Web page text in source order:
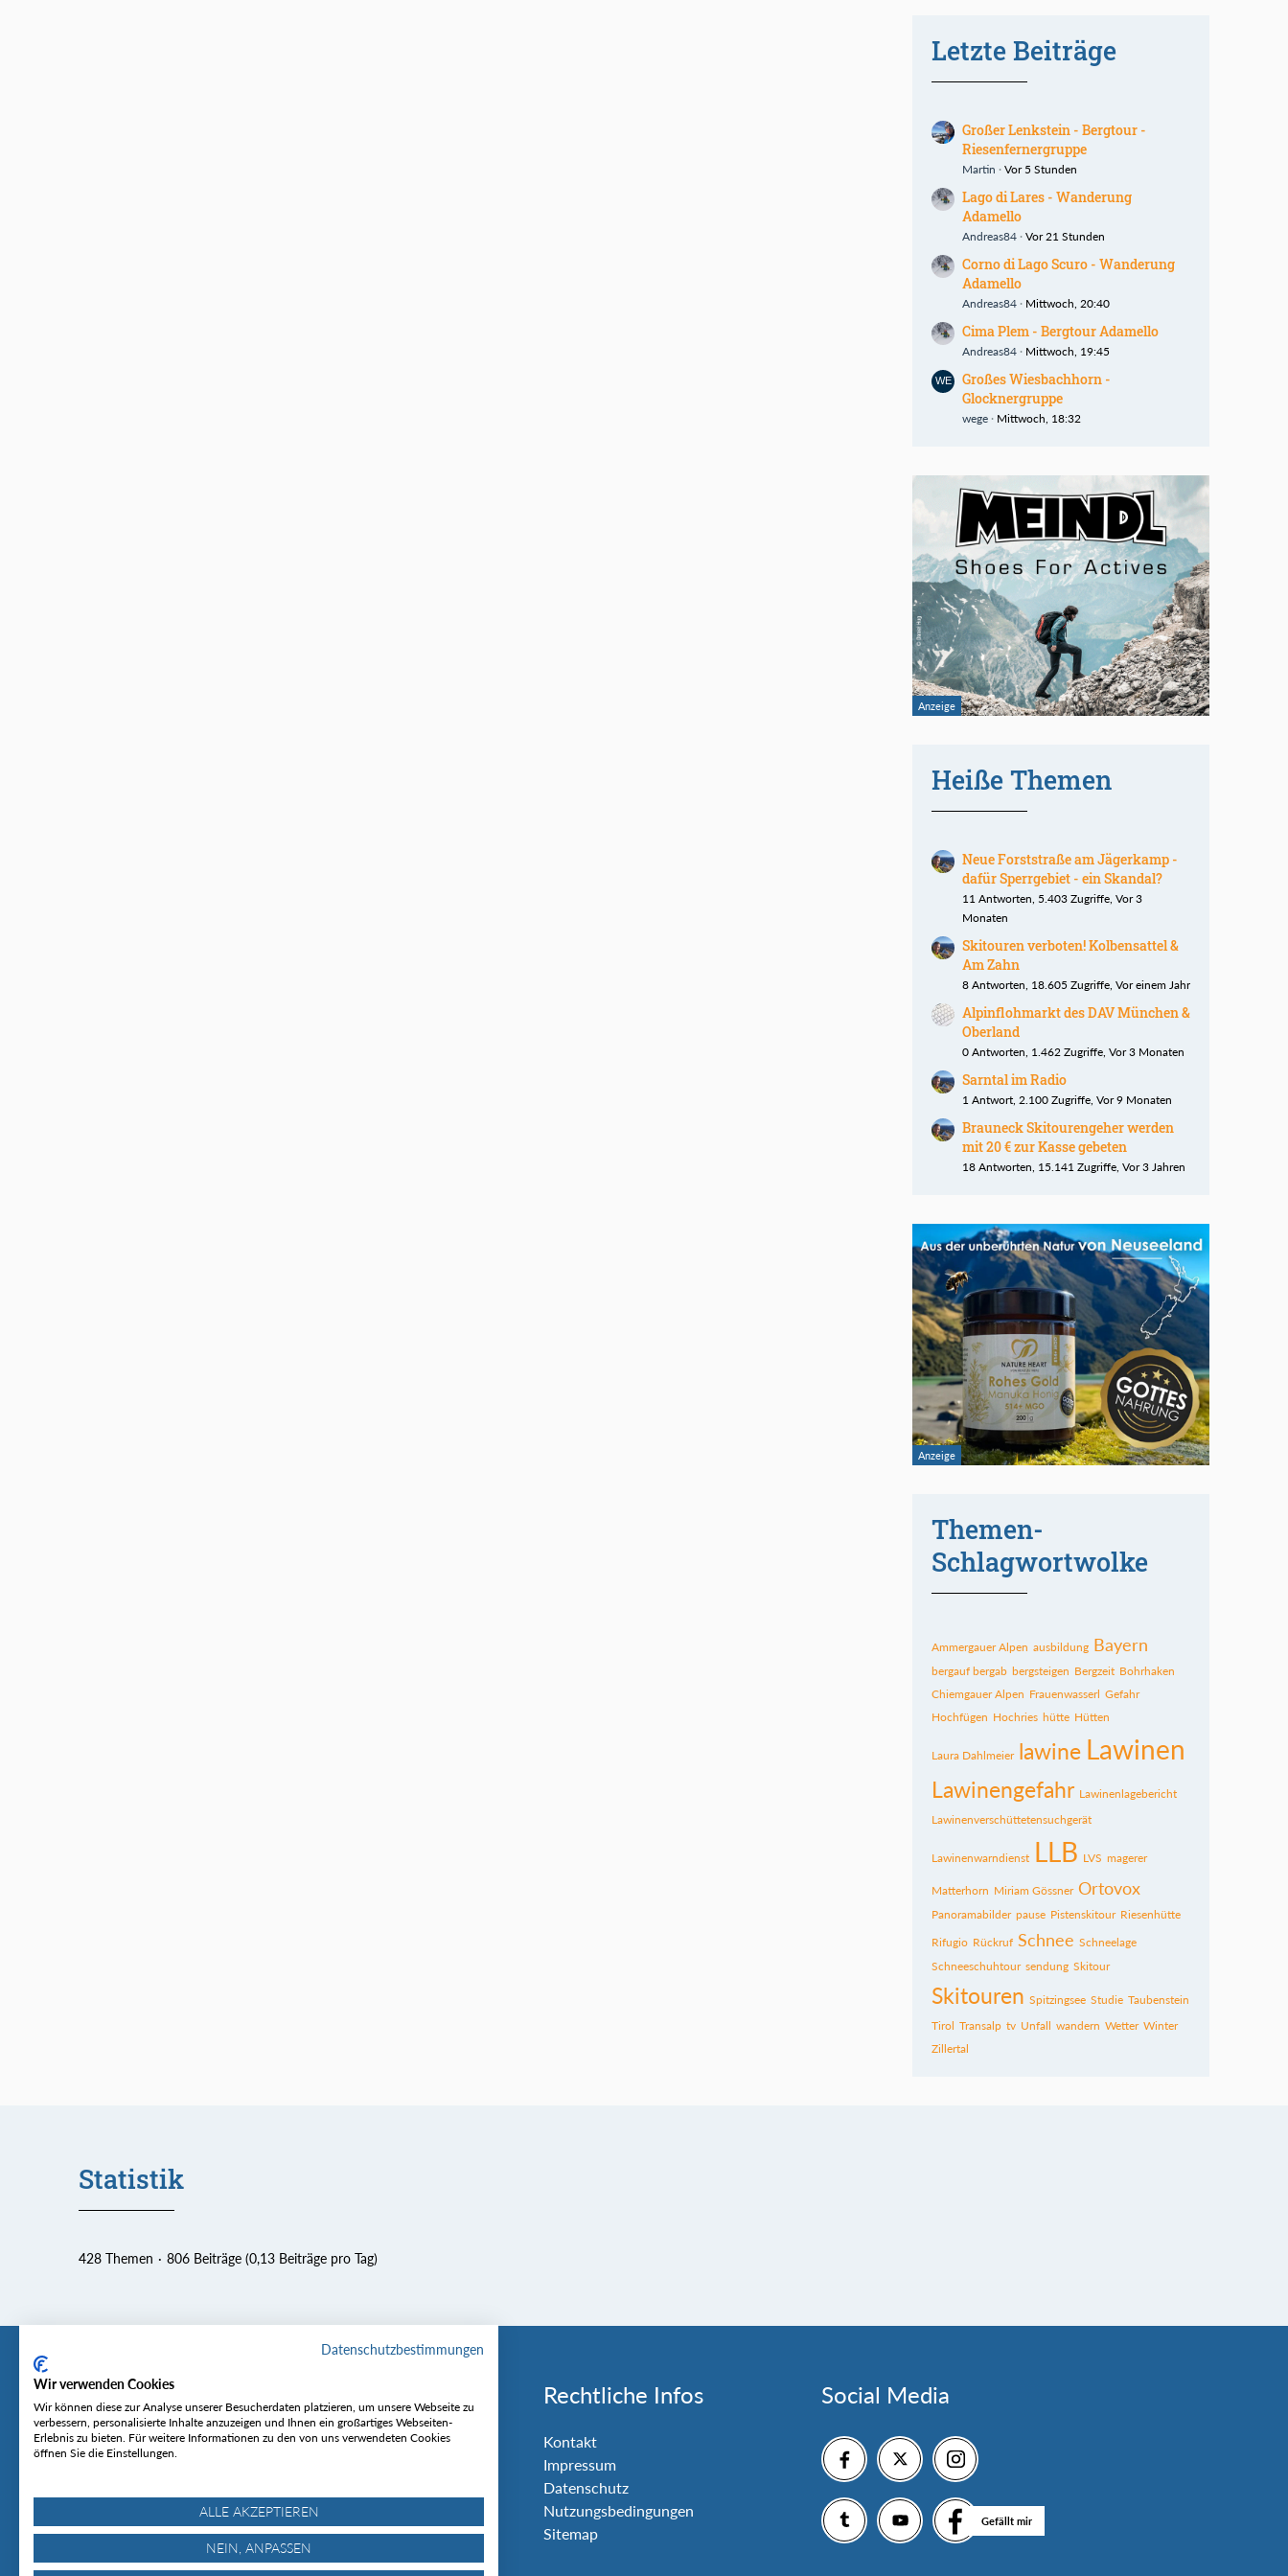
Letzte Beiträge
Großer Lenkstein - Bergtour -
Riesenfernergruppe
Martin Vor 5 Stunden
Lago di Lares - Wanderung
Adamello
Andreas84 Vor 21 Stunden
Corno di Lago Scuro - Wanderung
Adamello
Andreas84 Mittwoch, 20:40
Cima Plem - Bergtour Adamello
Andreas84 Mittwoch, 19:45
Großes Wiesbachhorn -
Glocknergruppe
wege Mittwoch, 18:32
Heiße Themen
Neue Forststraße am Jägerkamp -
dafür Sperrgebiet - ein Skandal?
11 Antworten, 5.403 Zugriffe, Vor 3
Monaten
Skitouren verboten! Kolbensattel &
Am Zahn
8 Antworten, 18.605 Zugriffe, Vor einem Jahr
Alpinflohmarkt des DAV München &
Oberland
0 Antworten, 1.462 Zugriffe, Vor 3 Monaten
Sarntal im Radio
1 Antwort, 2.100 Zugriffe, Vor 9 Monaten
Brauneck Skitourengeher werden
mit 20 € zur Kasse gebeten
18 Antworten, 15.141 Zugriffe, Vor 3 Jahren
Themen-
Schlagwortwolke
Ammergauer Alpen ausbildung Bayern
bergauf bergab bergsteigen Bergzeit Bohrhaken
Chiemgauer Alpen Frauenwasserl Gefahr
Hochfügen Hochries hütte Hütten
Laura Dahlmeier lawine Lawinen
Lawinengefahr Lawinenlagebericht
Lawinenverschüttetensuchgerät
Lawinenwarndienst LLB LVS magerer
Matterhorn Miriam Gössner Ortovox
Panoramabilder pause Pistenskitour Riesenhütte
Rifugio Rückruf Schnee Schneelage
Schneeschuhtour sendung Skitour
Skitouren Spitzingsee Studie Taubenstein
Tirol Transalp tv Unfall wandern Wetter Winter
Zillertal
Statistik
428 Themen 806 Beiträge (0,13 Beiträge pro Tag)
Tourentipp
Über uns
Wetter & Lawinenlage
Rechtliche Infos
Kontakt
Impressum
Datenschutz
Nutzungsbedingungen
Sitemap
Social Media
Gefällt mir
Datenschutzbestimmungen
Wir verwenden Cookies
Wir können diese zur Analyse unserer Besucherdaten platzieren, um unsere Webseite zu
verbessern, personalisierte Inhalte anzuzeigen und Ihnen ein großartiges Webseiten-
Erlebnis zu bieten. Für weitere Informationen zu den von uns verwendeten Cookies
öffnen Sie die Einstellungen.
ALLE AKZEPTIEREN
NEIN, ANPASSEN